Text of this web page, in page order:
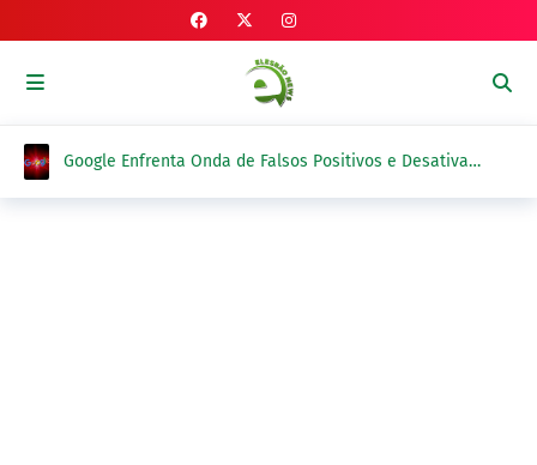
Google Enfrenta Onda de Falsos Positivos e Desativa